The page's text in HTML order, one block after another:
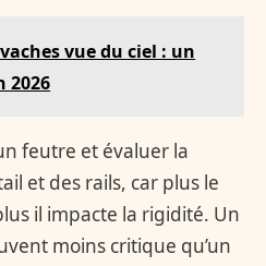
vue du ciel : un
2026
feutre et évaluer la
et des rails, car plus le
il impacte la rigidité. Un
moins critique qu’un